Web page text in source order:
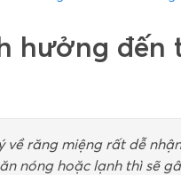
hưởng đến
về răng miệng rất dễ
nóng hoặc lạnh thì sẽ